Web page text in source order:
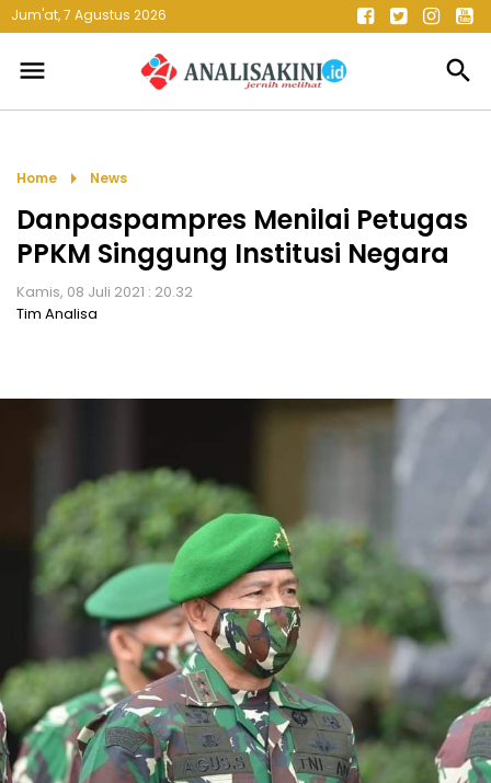
Jum'at, 7 Agustus 2026
menu search
Home arrow_right News
Danpaspampres Menilai Petugas
PPKM Singgung Institusi Negara
Kamis, 08 Juli 2021 : 20.32
Tim Analisa